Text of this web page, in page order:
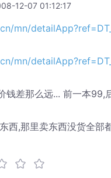
12-07 01:12:17
mn/
mn/
钱差那么远... 前一本99,
西,那里卖东西没货全部